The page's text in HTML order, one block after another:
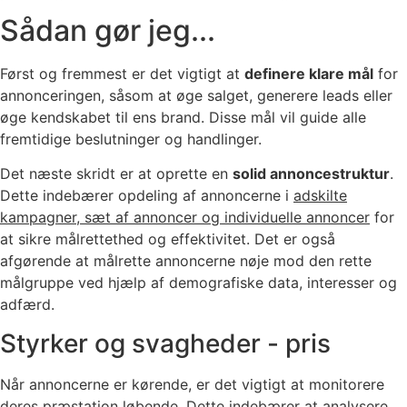
Sådan gør jeg...
Først og fremmest er det vigtigt at definere klare mål for
annonceringen, såsom at øge salget, generere leads eller
øge kendskabet til ens brand. Disse mål vil guide alle
fremtidige beslutninger og handlinger.
Det næste skridt er at oprette en solid annoncestruktur.
Dette indebærer opdeling af annoncerne i adskilte
kampagner, sæt af annoncer og individuelle annoncer for
at sikre målrettethed og effektivitet. Det er også
afgørende at målrette annoncerne nøje mod den rette
målgruppe ved hjælp af demografiske data, interesser og
adfærd.
Styrker og svagheder - pris
Når annoncerne er kørende, er det vigtigt at monitorere